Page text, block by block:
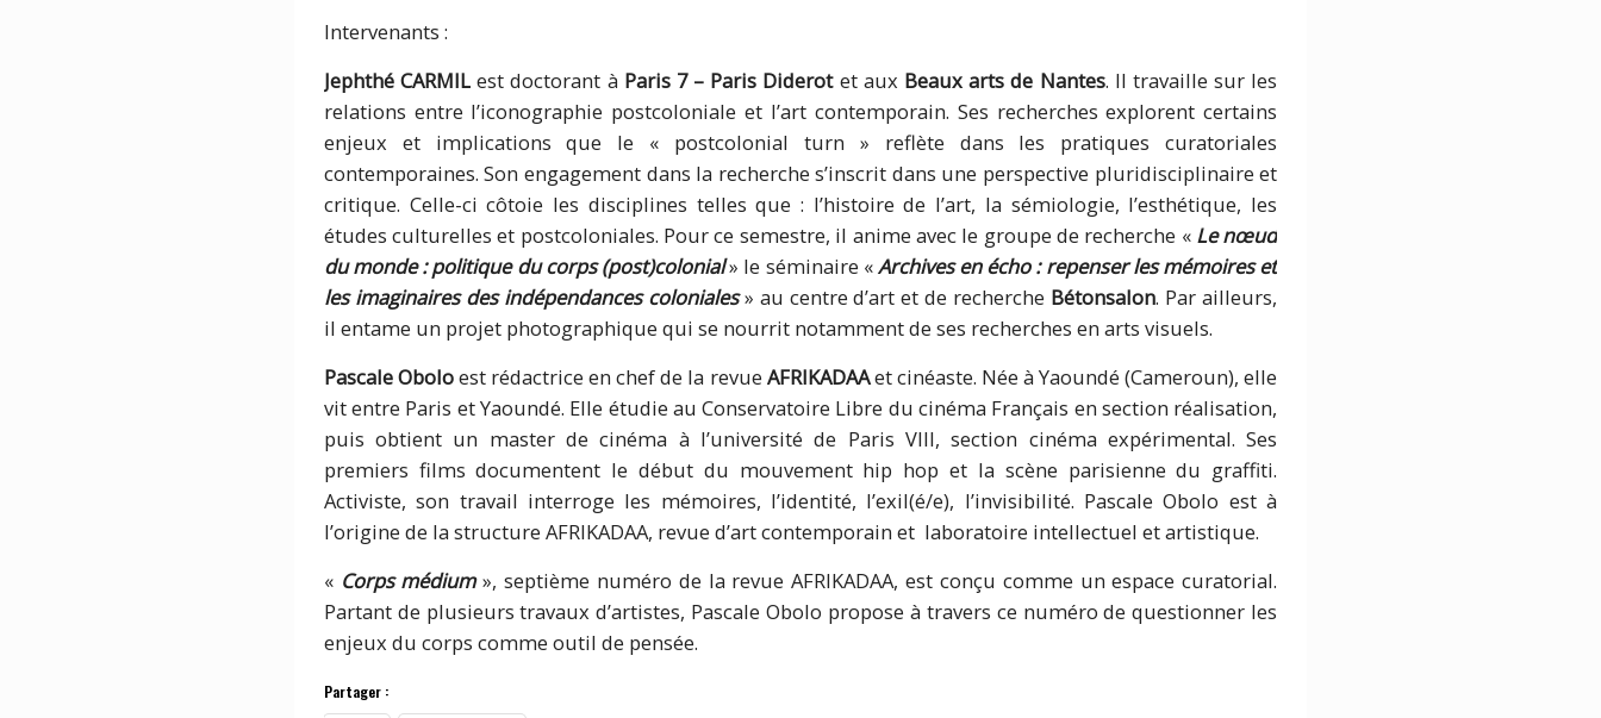
Intervenants :
Jephthé CARMILest doctorant à Paris 7 – Paris Diderotet aux Beaux arts de Nantes. Il travaille sur les
relations entre l’iconographie postcoloniale et l’art contemporain. Ses recherches explorent certains
enjeux et implications que le « postcolonial turn » reflète dans les pratiques curatoriales
contemporaines. Son engagement dans la recherche s’inscrit dans une perspective pluridisciplinaire et
critique. Celle-ci côtoie les disciplines telles que : l’histoire de l’art, la sémiologie, l’esthétique, les
études culturelles et postcoloniales. Pour ce semestre, il anime avec le groupe de recherche « Le nœud
du monde : politique du corps (post)colonial» le séminaire «Archives en écho : repenser les mémoires et
les imaginaires des indépendances coloniales» au centre d’art et de recherche Bétonsalon. Par ailleurs,
il entame un projet photographique qui se nourrit notamment de ses recherches en arts visuels.
Pascale Oboloest rédactrice en chef de la revue AFRIKADAAet cinéaste. Née à Yaoundé (Cameroun), elle
vit entre Paris et Yaoundé. Elle étudie au Conservatoire Libre du cinéma Français en section réalisation,
puis obtient un master de cinéma à l’université de Paris VIII, section cinéma expérimental. Ses
premiers films documentent le début du mouvement hip hop et la scène parisienne du graffiti.
Activiste, son travail interroge les mémoires, l’identité, l’exil(é/e), l’invisibilité. Pascale Obolo est à
l’origine de la structure AFRIKADAA, revue d’art contemporain et laboratoire intellectuel et artistique.
« Corps médium», septième numéro de la revue AFRIKADAA, est conçu comme un espace curatorial.
Partant de plusieurs travaux d’artistes, Pascale Obolo propose à travers ce numéro de questionner les
enjeux du corps comme outil de pensée.
Partager :